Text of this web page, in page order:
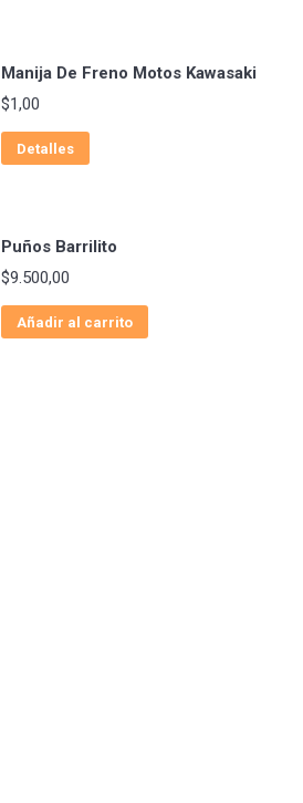
Manija De Freno Motos Kawasaki
$1,00
Detalles
Puños Barrilito
$9.500,00
Añadir al carrito